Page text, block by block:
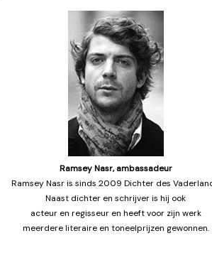
Ramsey Nasr, ambassadeur
Ramsey Nasr is sinds 2009 Dichter des
Naast dichter en schrijver is hij ook
acteur en regisseur en heeft voor zijn werk
meerdere literaire en toneelprijzen gewonnen.